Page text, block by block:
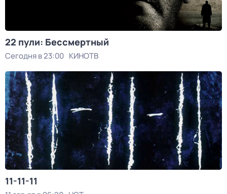
22 пули: Бессмертный
Сегодня в 23:00 КИНОТВ
11-11-11